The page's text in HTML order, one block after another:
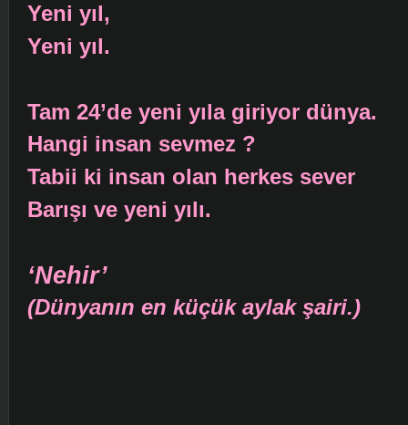
Yeni yıl,
Yeni yıl.
Tam 24’de yeni yıla giriyor dünya.
Hangi insan sevmez ?
Tabii ki insan olan herkes sever
Barışı ve yeni yılı.
‘Nehir’
(Dünyanın en küçük aylak şairi.)